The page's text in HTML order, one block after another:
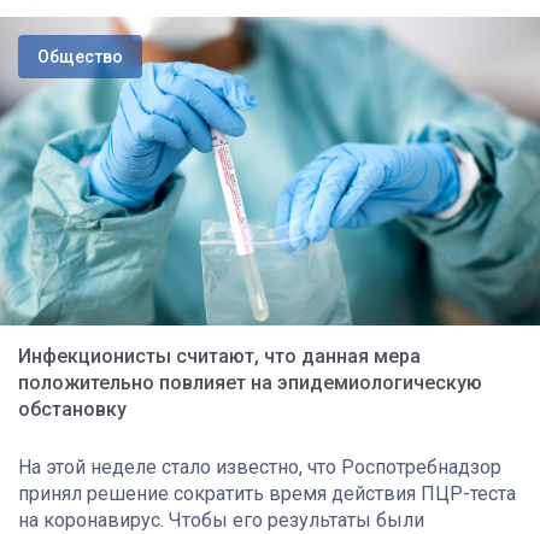
Общество
Инфекционисты считают, что данная мера
положительно повлияет на эпидемиологическую
обстановку
На этой неделе стало известно, что Роспотребнадзор
принял решение сократить время действия ПЦР-теста
на коронавирус. Чтобы его результаты были